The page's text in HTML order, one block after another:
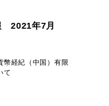
2021年7月
幣経紀（中国）有限
て